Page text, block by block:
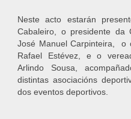
Neste acto estarán
Cabaleiro, o presidente da
José Manuel Carpinteira, o
Rafael Estévez, e o
Arlindo Sousa,
distintas asociacións
dos eventos deportivos.